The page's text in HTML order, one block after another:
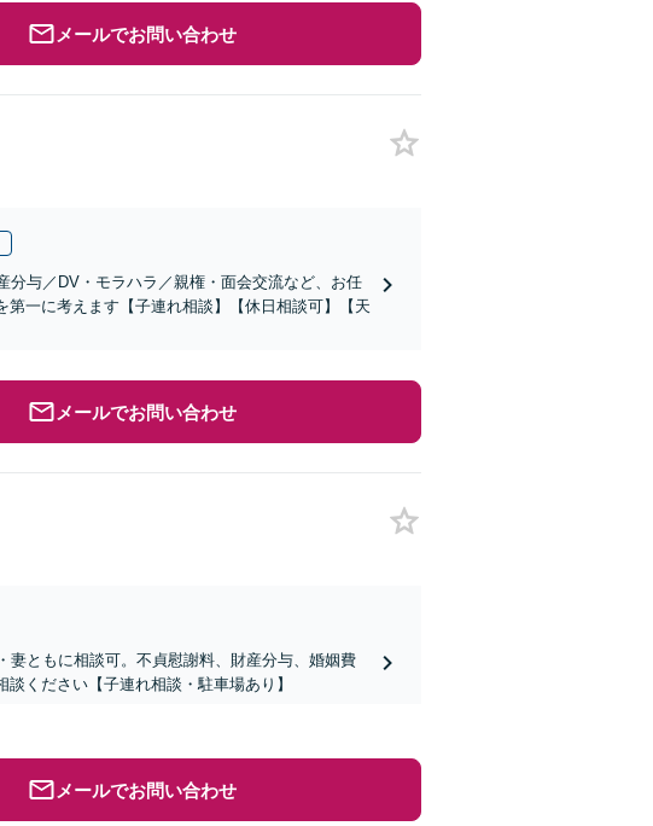
メールでお問い合わせ
分与／DV・モラハラ／親権・面会交流など、お任
一に考えます【子連れ相談】【休日相談可】【天
メールでお問い合わせ
妻ともに相談可。不貞慰謝料、財産分与、婚姻費
ください【子連れ相談・駐車場あり】
メールでお問い合わせ